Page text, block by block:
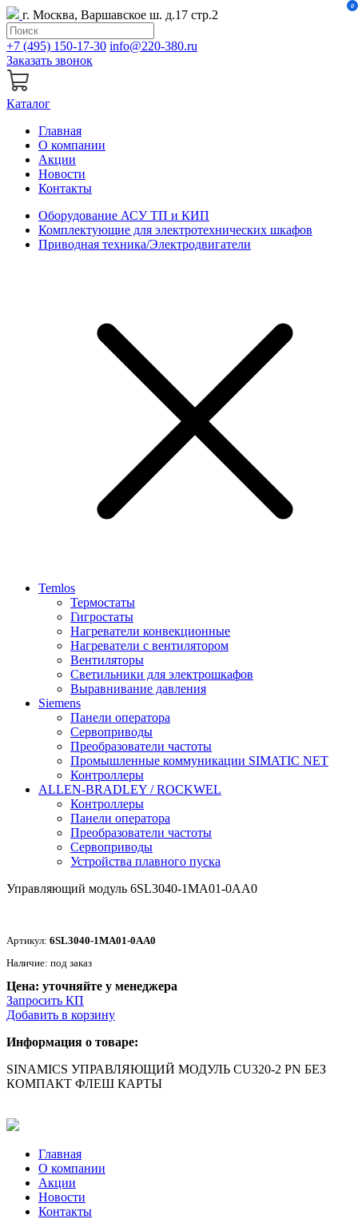
г. Москва, Варшавское ш. д.17 стр.2
+7 (495) 150-17-30 info@220-380.ru
Заказать звонок
0
Каталог
Главная
О компании
Акции
Новости
Контакты
Оборудование АСУ ТП и КИП
Комплектующие для электротехнических шкафов
Приводная техника/Электродвигатели
Temlos
Термостаты
Гигростаты
Нагреватели конвекционные
Нагреватели с вентилятором
Вентиляторы
Светильники для электрошкафов
Выравнивание давления
Siemens
Панели оператора
Сервоприводы
Преобразователи частоты
Промышленные коммуникации SIMATIC NET
Контроллеры
ALLEN-BRADLEY / ROCKWEL
Контроллеры
Панели оператора
Преобразователи частоты
Сервоприводы
Устройства плавного пуска
Управляющий модуль 6SL3040-1MA01-0AA0
Артикул: 6SL3040-1MA01-0AA0
Наличие: под заказ
Цена: уточняйте у менеджера
Запросить КП
Добавить в корзину
Информация о товаре:
SINAMICS УПРАВЛЯЮЩИЙ МОДУЛЬ CU320-2 PN БЕЗ
КОМПАКТ ФЛЕШ КАРТЫ
Главная
О компании
Акции
Новости
Контакты